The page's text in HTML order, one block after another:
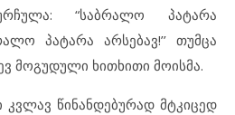
“საბრალო პატარა
პატარა არსებავ!’’ თუმცა
მოგუდული ხითხითი მოისმა.
კვლავ წინანდებურად მტკიცედ